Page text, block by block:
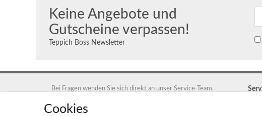
Keine Angebote und
Gutscheine verpassen!
Teppich Boss Newsletter
Bei Fragen wenden Sie sich direkt an unser Service-Team.
+49 40 88 35 12 95
Cookies